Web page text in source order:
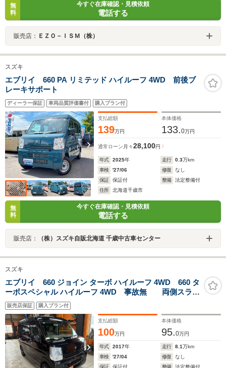
無
料
今すぐ在庫確認・見積依頼
電話する
販売店： ＥＺＯ－ＩＳＭ（株）
スズキ
エブリイ 660 PA リミテッド ハイルーフ 4WD 前後ブ
レーキサポート
ディーラー保証 車両品質評価書付 購入プラン付
支払総額
139万円
本体価格
133.0万円
通常ローン 月々28,100円
年式 2025年 走行 0.3万km
車検
'27/06 修復
なし
保証
保証付 整備
法定整備付
住所
北海道千歳市
無
料
今すぐ在庫確認・見積依頼
電話する
販売店： （株）スズキ自販北海道 千歳中古車センター
スズキ
エブリイ 660 ジョイン ターボ ハイルーフ 4WD 660 タ
ーボスペシャル ハイルーフ 4WD 事故無 両側スライ
ドドア フルセグナビ Bluetooth バックカメラ シー
トヒータ ミラーヒータ レーダブレーキサポート 前
後ドラレコ 電動格納ミラー リアヒーター
販売店保証 購入プラン付
支払総額
100万円
本体価格
95.0万円
年式 2017年 走行 8.1万km
車検
'27/04 修復
なし
保証
保証付 整備
法定整備付